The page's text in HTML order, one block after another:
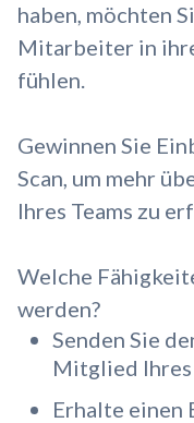
haben, möchten
Mitarbeiter in
fühlen.
Gewinnen Sie
Scan, um mehr
Ihres Teams zu
Welche
werden?
Senden Sie
Mitglied Ihres
Erhalte einen